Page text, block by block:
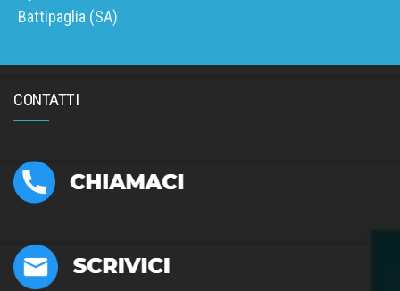
Battipaglia (SA)
CONTATTI